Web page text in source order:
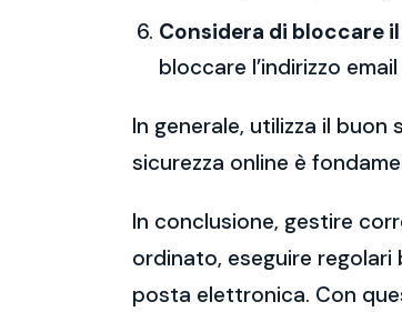
Considera di bloccare
bloccare l’indirizzo
In generale, utilizza il
sicurezza online è
In conclusione, gestire
ordinato, eseguire
posta elettronica. Con